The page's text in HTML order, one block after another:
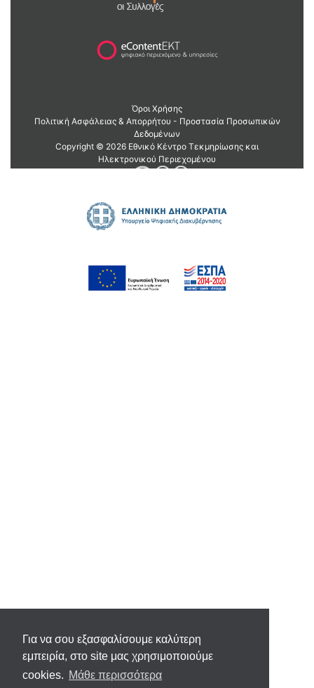
Για να σου εξασφαλίσουμε καλύτερη
εμπειρία, στο site μας χρησιμοποιούμε
cookies. Μάθε περισσότερα